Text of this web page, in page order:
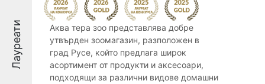
Лауреати
Аква тера зоо представлява добре
утвърден зоомагазин, разположен в
град Русе, който предлага широк
асортимент от продукти и аксесоари,
подходящи за различни видове домашни